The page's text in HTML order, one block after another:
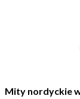
Mity nordyckie